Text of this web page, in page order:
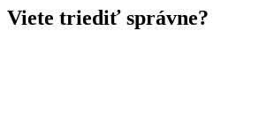
Viete triediť správne?